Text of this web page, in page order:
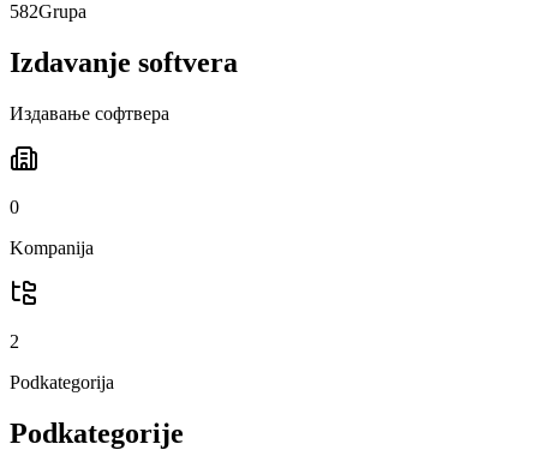
582Grupa
Izdavanje softvera
Издавање софтвера
0
Kompanija
2
Podkategorija
Podkategorije